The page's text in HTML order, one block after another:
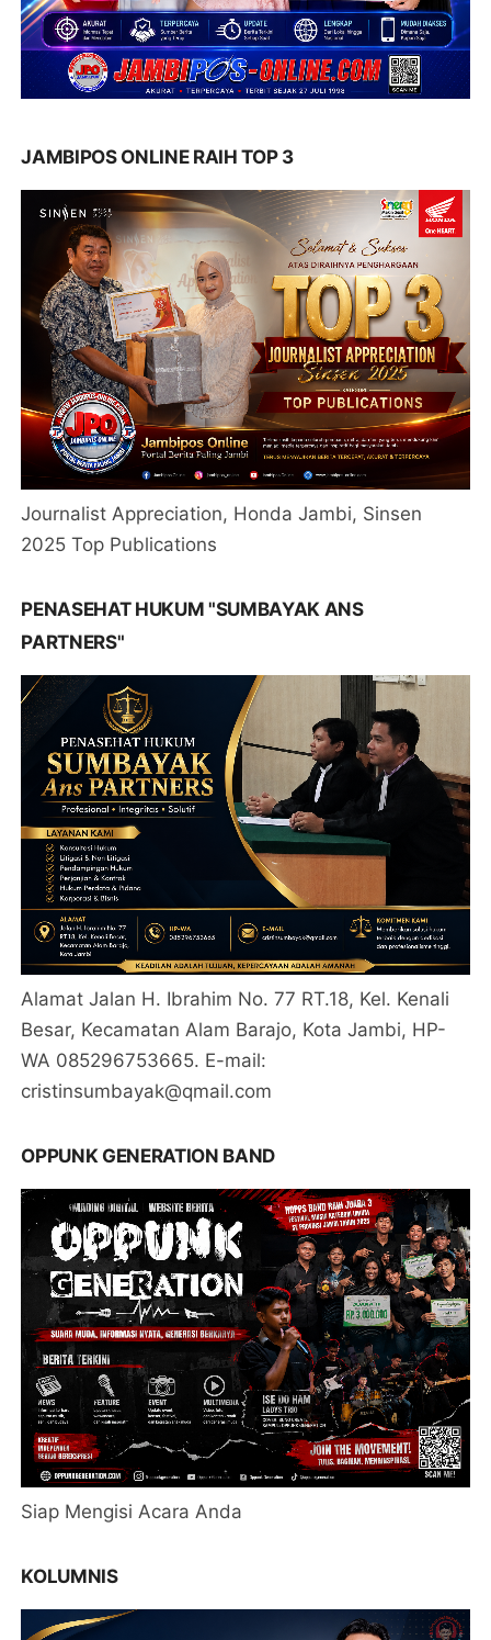
JAMBIPOS ONLINE RAIH TOP 3
Journalist Appreciation, Honda Jambi, Sinsen
2025 Top Publications
PENASEHAT HUKUM "SUMBAYAK ANS
PARTNERS"
Alamat Jalan H. Ibrahim No. 77 RT.18, Kel. Kenali
Besar, Kecamatan Alam Barajo, Kota Jambi, HP-
WA 085296753665. E-mail:
cristinsumbayak@qmail.com
OPPUNK GENERATION BAND
Siap Mengisi Acara Anda
KOLUMNIS